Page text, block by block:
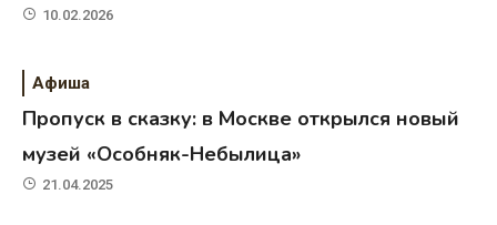
10.02.2026
Афиша
Пропуск в сказку: в Москве открылся новый
музей «Особняк-Небылица»
21.04.2025